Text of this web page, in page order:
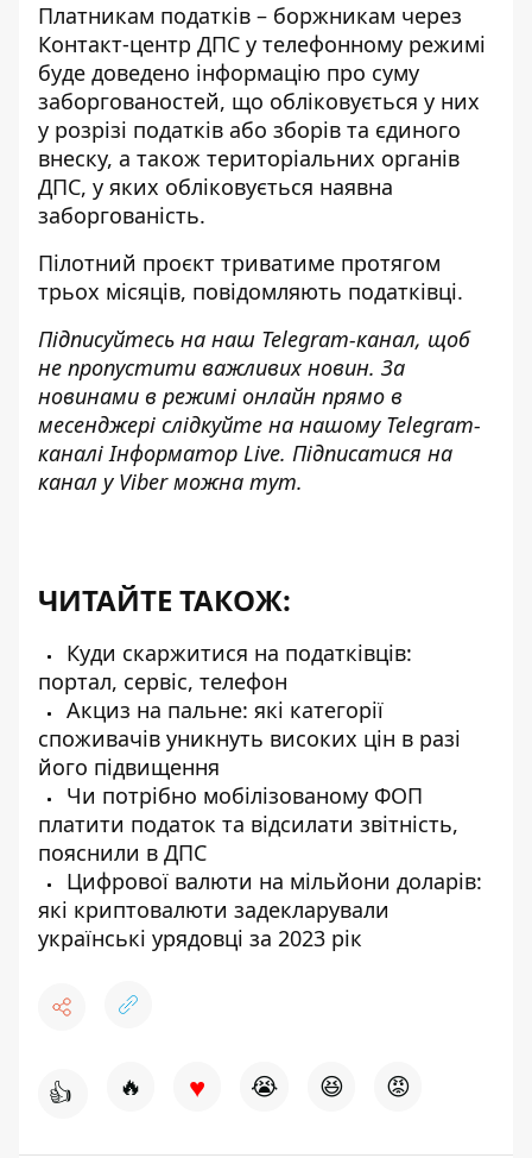
Платникам податків – боржникам через
Контакт-центр ДПС у телефонному режимі
буде доведено інформацію про суму
заборгованостей, що обліковується у них
у розрізі податків або зборів та єдиного
внеску, а також територіальних органів
ДПС, у яких обліковується наявна
заборгованість.
Пілотний проєкт триватиме протягом
трьох місяців, повідомляють податківці.
Підписуйтесь на наш Telegram-канал, щоб
не пропустити важливих новин. За
новинами в режимі онлайн прямо в
месенджері слідкуйте на нашому Telegram-
каналіІнформатор Live. Підписатися на
канал у Viber можна тут.
ЧИТАЙТЕ ТАКОЖ:
Куди скаржитися на податківців:
портал, сервіс, телефон
Акциз на пальне: які категорії
споживачів уникнуть високих цін в разі
його підвищення
Чи потрібно мобілізованому ФОП
платити податок та відсилати звітність,
пояснили в ДПС
Цифрової валюти на мільйони доларів:
які криптовалюти задекларували
українські урядовці за 2023 рік
👍 🔥 ♥ 😭 😆 😡